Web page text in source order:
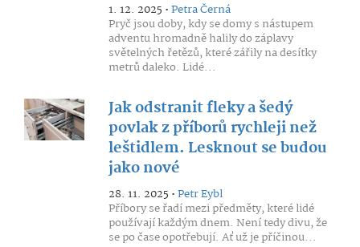
1. 12. 2025 •Petra Černá
Pryč jsou doby, kdy se domy s nástupem
adventu hromadně halily do záplavy
světelných řetězů, které zářily na desítky
metrů daleko. Lidé...
Jak odstranit fleky a šedý
povlak z příborů rychleji než
leštidlem. Lesknout se budou
jako nové
28. 11. 2025 •Petr Eybl
Příbory se řadí mezi předměty, které lidé
používají každým dnem. Není tedy divu, že
se po čase opotřebují. Ať už je příčinou...